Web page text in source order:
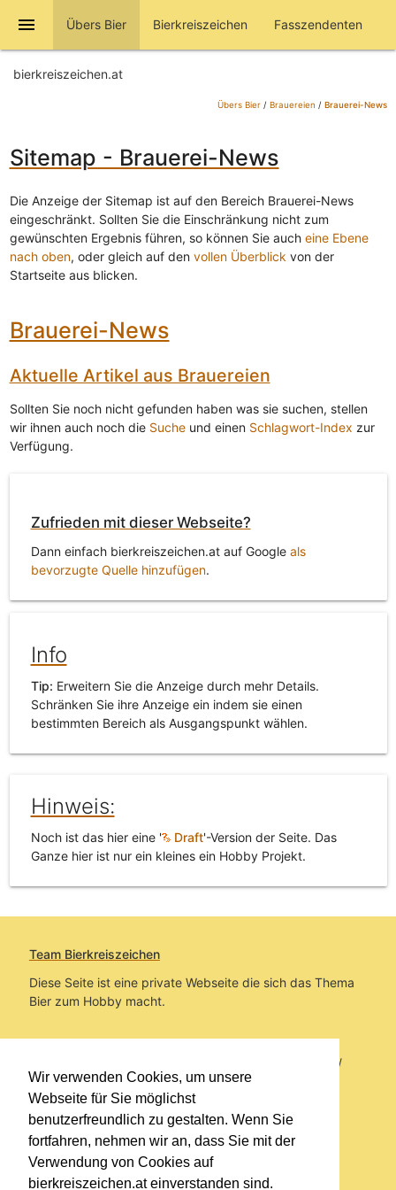
Wir verwenden Cookies, um unsere
Webseite für Sie möglichst
benutzerfreundlich zu gestalten. Wenn Sie
fortfahren, nehmen wir an, dass Sie mit der
Verwendung von Cookies auf
bierkreiszeichen.at einverstanden sind.
menu Übers Bier Bierkreiszeichen Fasszendenten
bierkreiszeichen.at
Übers Bier/ Brauereien / Brauerei-News
Sitemap - Brauerei-News
Die Anzeige der Sitemap ist auf den Bereich Brauerei-News
eingeschränkt. Sollten Sie die Einschränkung nicht zum
gewünschten Ergebnis führen, so können Sie auch eine Ebene
nach oben, oder gleich auf den vollen Überblick von der
Startseite aus blicken.
Brauerei-News
Aktuelle Artikel aus Brauereien
Sollten Sie noch nicht gefunden haben was sie suchen, stellen
wir ihnen auch noch die Sucheund einen Schlagwort-Index zur
Verfügung.
Zufrieden mit dieser Webseite?
Dann einfach bierkreiszeichen.at auf Google als
bevorzugte Quelle hinzufügen.
Info
Tip: Erweitern Sie die Anzeige durch mehr Details.
Schränken Sie ihre Anzeige ein indem sie einen
bestimmten Bereich als Ausgangspunkt wählen.
Hinweis:
Noch ist das hier eine ' Draft'-Version der Seite. Das
Ganze hier ist nur ein kleines ein Hobby Projekt.
Team Bierkreiszeichen
Diese Seite ist eine private Webseite die sich das Thema
Bier zum Hobby macht.
Sie befinden sich auf https://www.bierkreiszeichen.at/
im Pfad:Übers Bier/Brauereien
Erstellt: 2026-08-06
Links